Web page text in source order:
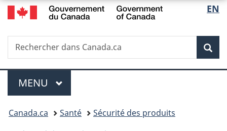
de
la
EN
Recherche
Rechercher
dans
Menu
MENU PRINCIPAL
Vous
Canada.ca Santé
Sécurité des produits